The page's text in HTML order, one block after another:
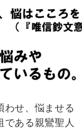
わせ、悩ませる
である親鸞聖人